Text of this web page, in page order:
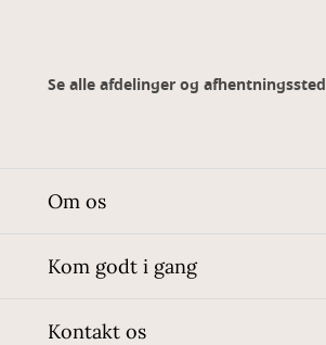
Se alle afdelinger og
Om os
Kom godt i gang
Kontakt os